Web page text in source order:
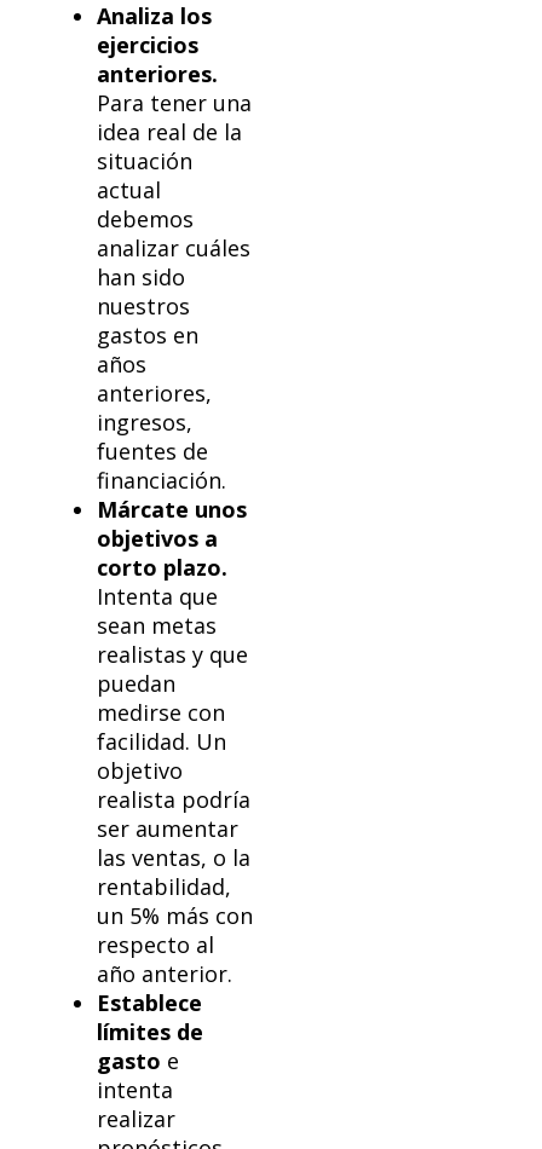
Analiza los
ejercicios
anteriores.
Para tener una
idea real de la
situación
actual
debemos
analizar cuáles
han sido
nuestros
gastos en
años
anteriores,
ingresos,
fuentes de
financiación.
Márcate unos
objetivos a
corto plazo.
Intenta que
sean metas
realistas y que
puedan
medirse con
facilidad. Un
objetivo
realista podría
ser aumentar
las ventas, o la
rentabilidad,
un 5% más con
respecto al
año anterior.
Establece
límites de
gasto e
intenta
realizar